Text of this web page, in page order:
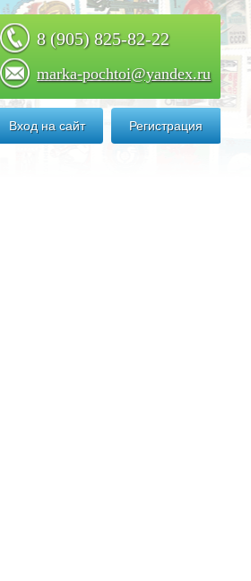
8 (905) 825-82-22
marka-pochtoi@yandex.ru
Вход на сайт Регистрация